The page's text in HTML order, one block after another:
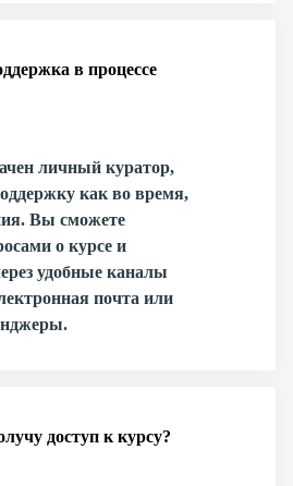
в процессе
личный куратор,
как во время,
Вы сможете
о курсе и
удобные каналы
почта или
доступ к курсу?